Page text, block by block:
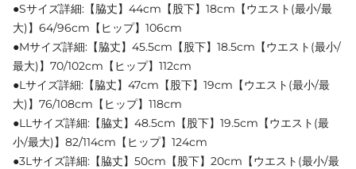
●Sサイズ詳細:【脇丈】44cm【股下】18cm【ウエスト(最小/最
大)】64/96cm【ヒップ】106cm
●Mサイズ詳細:【脇丈】45.5cm【股下】18.5cm【ウエスト(最小/
最大)】70/102cm【ヒップ】112cm
●Lサイズ詳細:【脇丈】47cm【股下】19cm【ウエスト(最小/最
大)】76/108cm【ヒップ】118cm
●LLサイズ詳細:【脇丈】48.5cm【股下】19.5cm【ウエスト(最
小/最大)】82/114cm【ヒップ】124cm
●3Lサイズ詳細:【脇丈】50cm【股下】20cm【ウエスト(最小/最